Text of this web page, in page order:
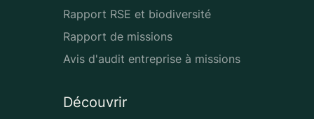
Rapport RSE et biodiversité
Rapport de missions
Avis d'audit entreprise à missions
Découvrir